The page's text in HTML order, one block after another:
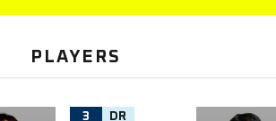
PLAYERS
3 DR